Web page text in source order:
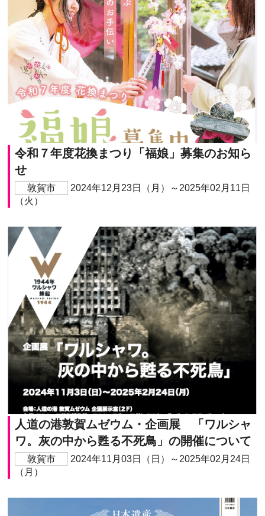
令和７年度花換まつり「福娘」募集のお知ら
せ
敦賀市
2024年12月23日（月）～2025年02月11日
（火）
人道の港敦賀ムゼウム・企画展 「ワルシャ
ワ。灰の中から甦る不死鳥」の開催について
敦賀市
2024年11月03日（日）～2025年02月24日
（月）